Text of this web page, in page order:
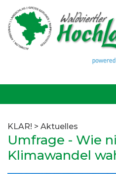
KLAR! > Aktuelles
Umfrage - Wie
Klimawandel